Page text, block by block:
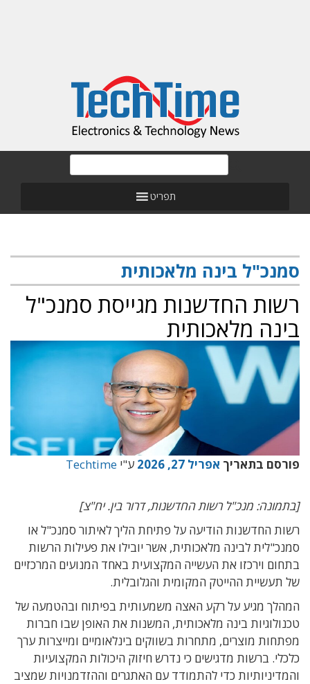
תפריט
סמנכ"ל בינה מלאכותית
רשות החדשנות מגייסת סמנכ"ל
בינה מלאכותית
פורסם בתאריך אפריל 27, 2026 ע"י Techtime
[בתמונה: מנכ"ל רשות החדשנות, דרור בין. יח"צ]
רשות החדשנות הודיעה על פתיחת הליך לאיתור סמנכ"ל או
סמנכ"לית לבינה מלאכותית, אשר יובילו את פעילות הרשות
בתחום וירכזו את העשייה המקצועית באחד המנועים המרכזיים
של תעשיית ההייטק המקומית והגלובלית.
המהלך מגיע על רקע האצה משמעותית בפיתוח ובהטמעה של
טכנולוגיות בינה מלאכותית, המשנות את האופן שבו חברות
מפתחות מוצרים, מתחרות בשווקים בינלאומיים ומייצרות ערך
כלכלי. ברשות מדגישים כי נדרש חיזוק היכולות המקצועיות
והמדיניותיות כדי להתמודד עם האתגרים וההזדמנויות שמציב